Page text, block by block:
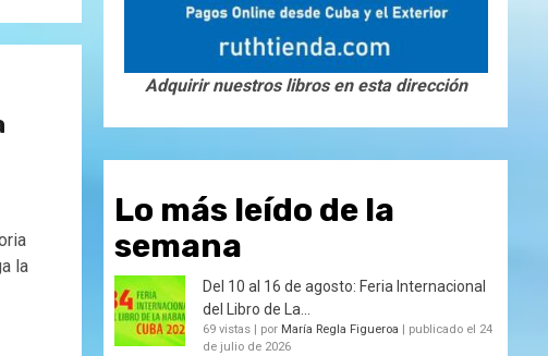
la
Adquirir nuestros libros en esta dirección
Lo más leído de la
semana
Del 10 al 16 de agosto: Feria Internacional
del Libro de La...
69 vistas | por María Regla Figueroa | publicado el 24
de julio de 2026